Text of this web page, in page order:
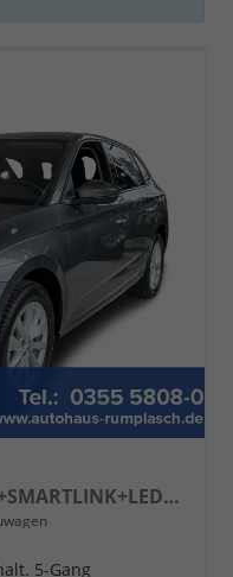
Classic Selection SHZ+KAMERA+SMARTLINK+LED+16" ALU
5-Gang